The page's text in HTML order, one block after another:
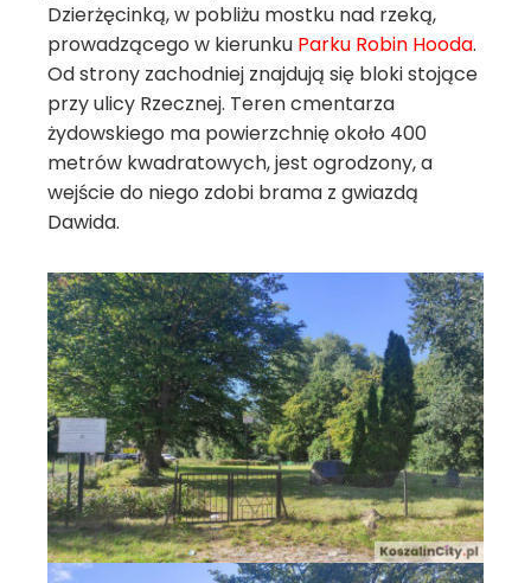
Dzierżęcinką, w pobliżu mostku nad rzeką,
prowadzącego w kierunku Parku Robin Hooda.
Od strony zachodniej znajdują się bloki stojące
przy ulicy Rzecznej. Teren cmentarza
żydowskiego ma powierzchnię około 400
metrów kwadratowych, jest ogrodzony, a
wejście do niego zdobi brama z gwiazdą
Dawida.